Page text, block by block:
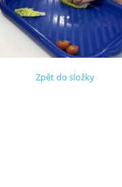
Zpět do složky